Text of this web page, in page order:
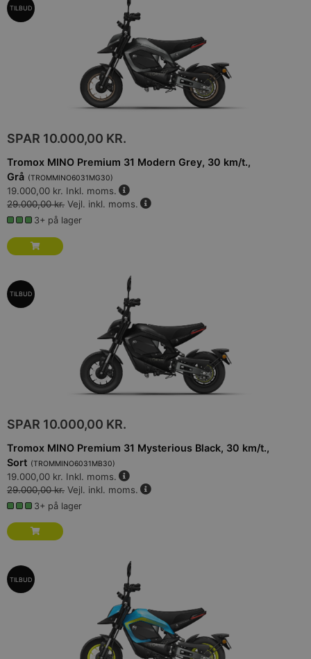
TILBUD
SPAR 10.000,00 KR.
Tromox MINO Premium 31 Modern Grey, 30 km/t.,
Grå (TROMMINO6031MG30)
19.000,00 kr. Inkl. moms.
29.000,00 kr. Vejl. inkl. moms.
3+ på lager
TILBUD
SPAR 10.000,00 KR.
Tromox MINO Premium 31 Mysterious Black, 30 km/t.,
Sort (TROMMINO6031MB30)
19.000,00 kr. Inkl. moms.
29.000,00 kr. Vejl. inkl. moms.
3+ på lager
TILBUD